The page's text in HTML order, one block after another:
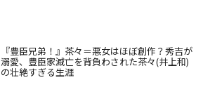
『豊臣兄弟！』茶々＝悪女はほぼ創作？秀吉が
溺愛、豊臣家滅亡を背負わされた茶々(井上和)
の壮絶すぎる生涯